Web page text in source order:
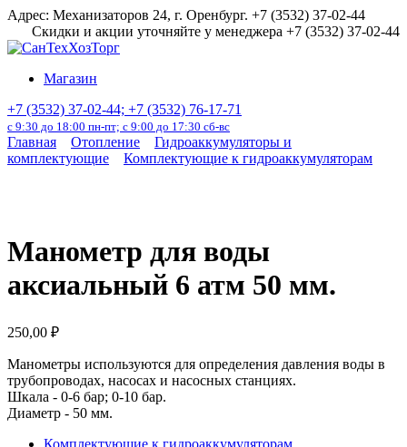
Перейти
содержанию
Адрес: Механизаторов 24, г. Оренбург. +7 (3532) 37-02-44
Скидки и акции уточняйте у менеджера +7 (3532) 37-02-44
Магазин
+7 (3532) 37-02-44; +7 (3532) 76-17-71
с 9:30 до 18:00 пн-пт; с 9:00 до 17:30 сб-вс
Главная Отопление
Гидроаккумуляторы и
комплектующие
Комплектующие к гидроаккумуляторам
Манометр для воды
аксиальный 6 атм 50 мм.
250,00 ₽
Манометры используются для определения давления воды в
трубопроводах, насосах и насосных станциях.
Шкала - 0-6 бар; 0-10 бар.
Диаметр - 50 мм.
Комплектующие к гидроаккумуляторам